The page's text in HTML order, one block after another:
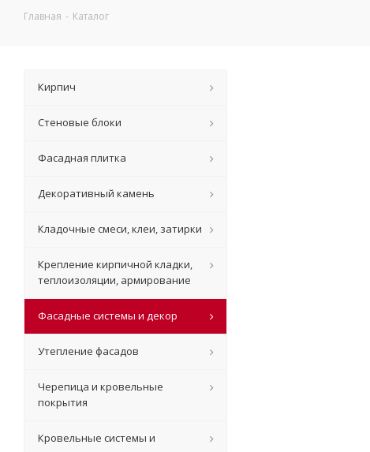
Главная - Каталог
Кирпич
Стеновые блоки
Фасадная плитка
Декоративный камень
Кладочные смеси, клеи, затирки
Крепление кирпичной кладки,
теплоизоляции, армирование
Фасадные системы и декор
Утепление фасадов
Черепица и кровельные
покрытия
Кровельные системы и